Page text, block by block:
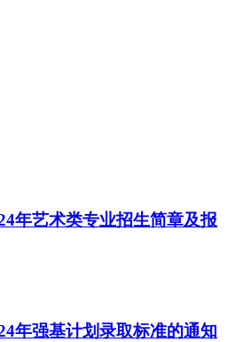
年艺术类专业招生简章及报
年强基计划录取标准的通知